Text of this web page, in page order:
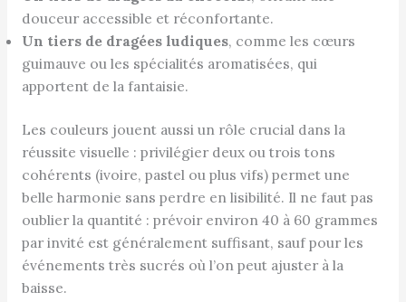
douceur accessible et réconfortante.
Un tiers de dragées ludiques, comme les cœurs
guimauve ou les spécialités aromatisées, qui
apportent de la fantaisie.
Les couleurs jouent aussi un rôle crucial dans la
réussite visuelle : privilégier deux ou trois tons
cohérents (ivoire, pastel ou plus vifs) permet une
belle harmonie sans perdre en lisibilité. Il ne faut pas
oublier la quantité : prévoir environ 40 à 60 grammes
par invité est généralement suffisant, sauf pour les
événements très sucrés où l’on peut ajuster à la
baisse.